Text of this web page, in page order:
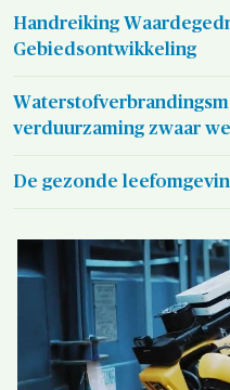
Handreiking
Gebiedsontwikkeling
verduurzaming zwaar
De gezonde